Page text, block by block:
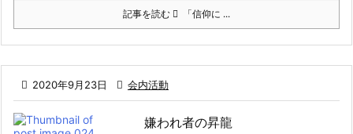
記事を読む 「信仰に ...
 2020年9月23日  会内活動
嫌われ者の昇龍